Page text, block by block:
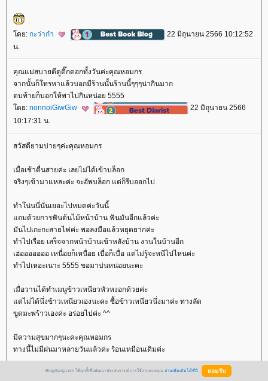
ดย: กะว่าก๋า
22 มิถุนายน 2566 10:12:52
น.
คุณแม่สบายดีดูติ๊กตอกทั้งวันค่ะคุณหอมกร
จากนั้นก็โทรหาแล้วบอกมีร้านนั้นร้านนี้ๆๆๆน่ากินมาก
ตบท้ายก็บอกให้พาไปกินหน่อย 5555
ดย: nonnoiGiwGiw
22 มิถุนายน 2566
10:17:31 น.
สวัสดียามบ่ายๆค่ะคุณหอมกร
เมื่อเช้าตื่นสายค่ะ เลยไม่ได้เข้าบล็อก
จริงๆเข้ามาแหละค่ะ จะอัพบล็อก แต่ก็รีบออกไป
ทำโน่นนี่นั่นเยอะไปหมดค่ะวันนี้
ถมด้วยการฟันต้นไม้หน้าบ้าน ฟันมันอีกแล้วค่ะ
มันไปเกะกะสายไฟค่ะ พอลงมือแล้วหยุดยากค่ะ
ทำไปเรื่อย เสร็จจากหน้าบ้านเข้าหลังบ้าน งานในบ้านอีก
เฮ่อออออออ เหนื่อยก็เหนื่อย เบื่อก็เบื่อ แต่ไม่รู้จะหนีไปไหนค่ะ
ทำไปเหอะเนาะ 5555 ขอมาบ่นหน่อยนะคะ
เมื่อวานได้ทำเมนูข้าวเหนียวหัวหงอกด้วยค่ะ
ต่ไม่ได้นึ่งข้าวเหนียวเองนะคะ ซื้อข้าวเหนียวนึ่งมาค่ะ ทางลัด
ขูดมะพร้าวเองค่ะ อร่อยไปค่ะ ^^
มีความสุขมากๆนะคะคุณหอมกร
ทางนี้ไม่มีฝนมาหลายวันแล้วค่ะ ร้อนเหมือนเดิมค่ะ
tanjira 22 มิถุนายน 2566 14:42:18
BlogGang.com ใช้คุกกี้เพื่อพัฒนาประสบการณ์การใช้งานของคุณ อ่านเพิ่มเติมได้ที่นี่